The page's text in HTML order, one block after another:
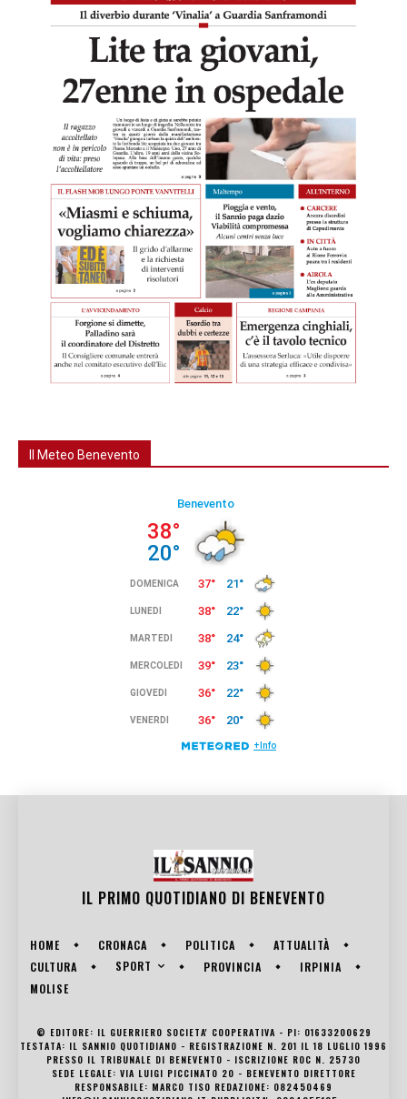
Il Meteo Benevento
IL PRIMO QUOTIDIANO DI BENEVENTO
HOME CRONACA POLITICA
ATTUALITÀ
CULTURA
SPORT PROVINCIA
IRPINIA
MOLISE
© EDITORE: IL GUERRIERO SOCIETA' COOPERATIVA - PI: 01633200629
TESTATA: IL SANNIO QUOTIDIANO - REGISTRAZIONE N. 201 IL 18 LUGLIO 1996
PRESSO IL TRIBUNALE DI BENEVENTO - ISCRIZIONE ROC N. 25730
SEDE LEGALE: VIA LUIGI PICCINATO 20 - BENEVENTO DIRETTORE
RESPONSABILE: MARCO TISO REDAZIONE: 082450469